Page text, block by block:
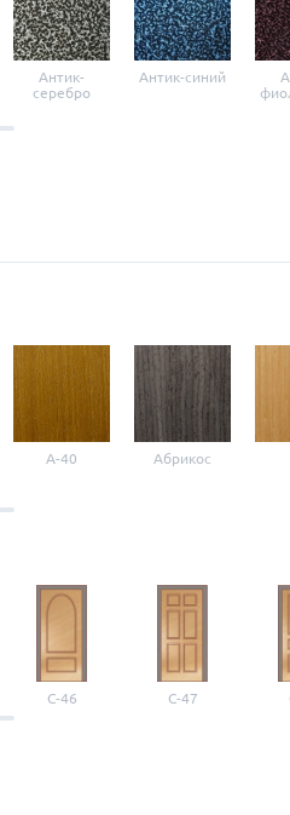
Антик-
серебро
Антик-синий
A-40 Абрикос
С-46 С-47